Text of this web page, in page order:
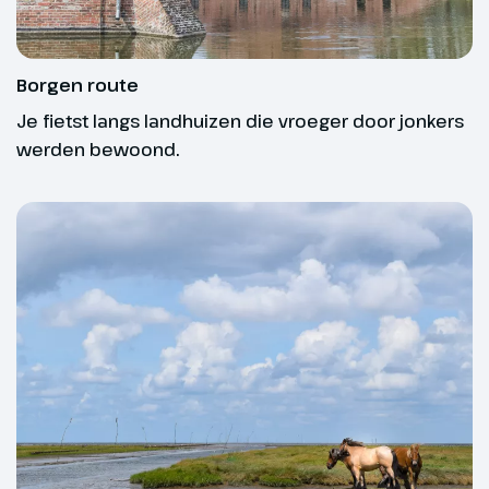
Borgen route
Je fietst langs landhuizen die vroeger door jonkers
werden bewoond.
landhuizen die in vorige eeuwen
door jonkers werden bewoond.
plaatsen als Ten Boer, Stedum en
Loppersum. De eerste borg is
bij Borg Ekenstein. Je fietst door
naar zeedijk, Roodeschool en de
blauw-witte toren van
Uithuizermeeden. Aan het einde
van de route kom je bij twee
fraaie Borgen, de Rensumaborg
en de Menkemaborg. (ca. 54 km)
Hoogtepunt
Borgen route
In het verkeer ben je als fietser kwetsbaarder. Het
is daarom slim om tijdens het fietsen een helm te
dragen.
Fietsniveaus